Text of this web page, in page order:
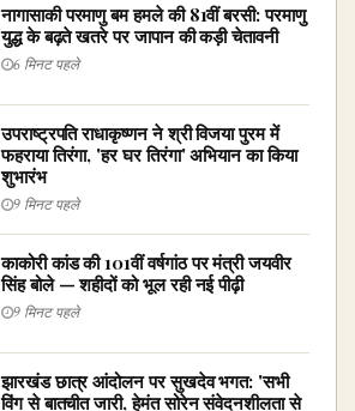
नागासाकी परमाणु बम हमले की 81वीं बरसी: परमाणु
युद्ध के बढ़ते खतरे पर जापान की कड़ी चेतावनी
6 मिनट पहले
उपराष्ट्रपति राधाकृष्णन ने श्री विजया पुरम में
फहराया तिरंगा, 'हर घर तिरंगा' अभियान का किया
शुभारंभ
9 मिनट पहले
काकोरी कांड की 101वीं वर्षगांठ पर मंत्री जयवीर
सिंह बोले — शहीदों को भूल रही नई पीढ़ी
9 मिनट पहले
झारखंड छात्र आंदोलन पर सुखदेव भगत: 'सभी
विंग से बातचीत जारी, हेमंत सोरेन संवेदनशीलता से